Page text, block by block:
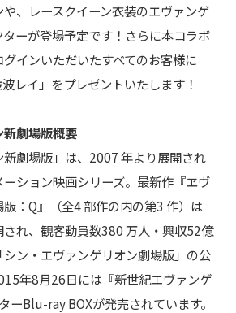
、レースクイーン衣装のエヴァンゲ
ーが登場予定です！さらに本コラボ
インいただいたすべてのお客様に
波レイ」をプレゼントいたします！
劇場版概要
新劇場版」は、2007 年より展開され
ション映画シリーズ。最新作『ヱヴ
：Q』（全4 部作の内の第3 作）は
れ、観客動員数380 万人・興収52億
ン・エヴァンゲリオン劇場版」の公
年8月26日には『新世紀エヴァンゲ
ーBlu-ray BOXが発売されています。